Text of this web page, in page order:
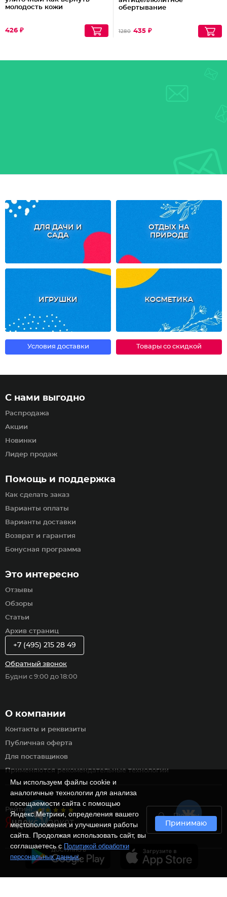
молодость кожи
426 ₽
обертывание
1280 435 ₽
ДЛЯ ДАЧИ И
САДА
ОТДЫХ НА
ПРИРОДЕ
ИГРУШКИ КОСМЕТИКА
Условия доставки Товары со скидкой
Рейтинг
Пункты
самовывоза
Помощь и поддержка
Как сделать заказ
Варианты оплаты
Варианты доставки
Возврат и гарантия
Бонусная программа
С нами выгодно
Распродажа
Акции
Новинки
Лидер продаж
Это интересно
Отзывы
Обзоры
Статьи
Архив страниц
О компании
Контакты и реквизиты
Публичная оферта
Для поставщиков
Применяются рекомендательные технологии
+7 (495) 215 28 49
Обратный звонок
Будни с 9:00 до 18:00
Мы используем файлы cookie и
аналогичные технологии для анализа
посещаемости сайта с помощью
Яндекс.Метрики, определения вашего
местоположения и улучшения работы
сайта. Продолжая использовать сайт, вы
соглашаетесь с Политикой обработки
персональных данных.
Принимаю